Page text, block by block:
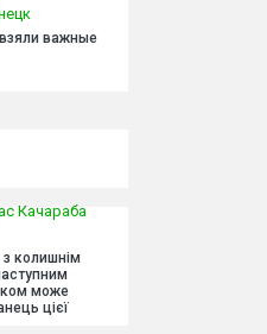
важные
Качараба
колишнім
може
цієї